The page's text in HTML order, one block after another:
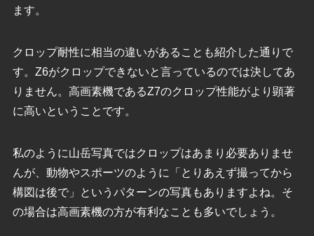
ます。
クロップ耐性に相当の違いがあることも紹介した通りで
す。Z6がクロップできないと言っているのでは決してあ
りません。高画素機であるZ7のクロップ性能がより顕著
に高いということです。
私のように山岳写真ではクロップはあまり必要ありませ
んが、動物やスポーツのように「とりあえず撮ってから
構図は後で」というパターンの写真もありますよね。そ
の場合は高画素機の方が有利なことも多いでしょう。